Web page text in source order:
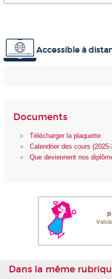
Accessible à
Documents
Télécharger la plaquette
Calendrier des cours
Que deviennent nos
Dans la même